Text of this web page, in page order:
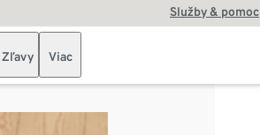
Služby & pomoc
Zľavy Viac